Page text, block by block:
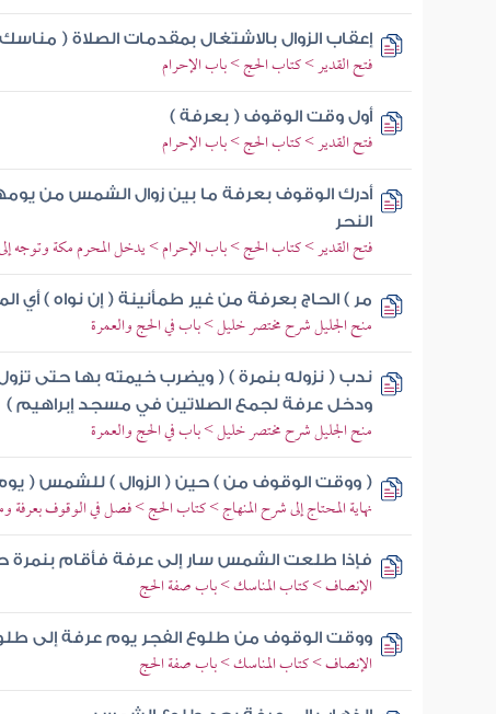
إعقاب الزوال بالاشتغال بمقدمات الصلاة (
فتح القدير > كتاب الحج > باب الإحرام
أول وقت الوقوف ( بعرفة )
فتح القدير > كتاب الحج > باب الإحرام
أدرك الوقوف بعرفة ما بين زوال الشمس من
النحر
فتح القدير > كتاب الحج > باب الإحرام > يدخل المحرم مكة وتوجه
مر ) الحاج بعرفة من غير طمأنينة ( إن نواه ) أي
منح الجليل شرح مختصر خليل > باب في الحج والعمرة
ندب ( نزوله بنمرة ) ( ويضرب خيمته بها حتى
ودخل عرفة لجمع الصلاتين في مسجد إبراهيم )
منح الجليل شرح مختصر خليل > باب في الحج والعمرة
( ووقت الوقوف من ) حين ( الزوال ) للشمس (
نهاية المحتاج إلى شرح المنهاج > كتاب الحج > فصل في الوقوف بعرفة
فإذا طلعت الشمس سار إلى عرفة فأقام
الإنصاف > كتاب المناسك > باب صفة الحج
ووقت الوقوف من طلوع الفجر يوم عرفة إلى
الإنصاف > كتاب المناسك > باب صفة الحج